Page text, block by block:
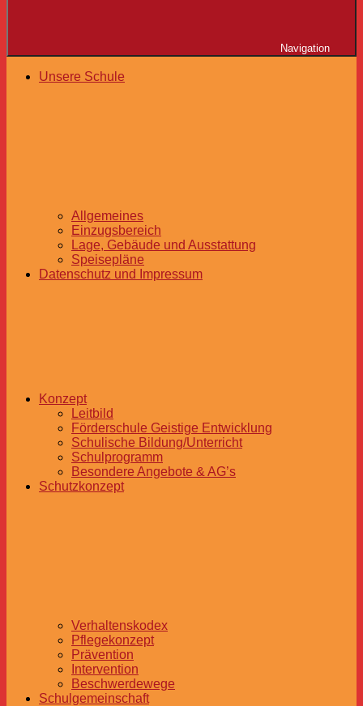
Navigation
Unsere Schule
Allgemeines
Einzugsbereich
Lage, Gebäude und Ausstattung
Speisepläne
Datenschutz und Impressum
Konzept
Leitbild
Förderschule Geistige Entwicklung
Schulische Bildung/Unterricht
Schulprogramm
Besondere Angebote & AG’s
Schutzkonzept
Verhaltenskodex
Pflegekonzept
Prävention
Intervention
Beschwerdewege
Schulgemeinschaft